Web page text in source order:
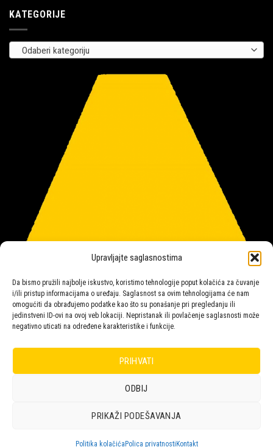
Upravljajte saglasnostima
Da bismo pružili najbolje iskustvo, koristimo tehnologije poput kolačića za čuvanje
i/ili pristup informacijama o uređaju. Saglasnost sa ovim tehnologijama će nam
omogućiti da obrađujemo podatke kao što su ponašanje pri pregledanju ili
jedinstveni ID-ovi na ovoj veb lokaciji. Nepristanak ili povlačenje saglasnosti može
negativno uticati na određene karakteristike i funkcije.
PRIHVATI
ODBIJ
PRIKAŽI PODEŠAVANJA
Politika kolačića Polica privatnosti Kontakt
KATEGORIJE
Odaberi kategoriju